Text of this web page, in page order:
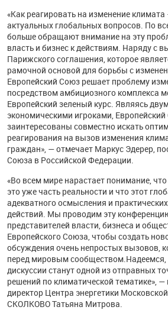
«Как реагировать на изменение
актуальных глобальных вопросов. По
больше обращают внимание на эту
власть и бизнес к действиям. Наряду с
Парижского соглашения, которое
рамочной основой для борьбы с
Европейский Союз решает проблему
посредством амбициозного комплекса
Европейский зеленый курс. Являясь
экономическими игроками,
заинтересованы совместно искать
реагирования на вызов изменения
граждан», — отмечает Маркус Эдерер,
Союза в Российской Федерации.
«Во всем мире нарастает понимание,
это уже часть реальности и что этот
адекватного осмысления и
действий. Мы проводим эту
представителей власти, бизнеса и
Европейского Союза, чтобы создать
обсуждения очень непростых вызовов,
перед мировым сообществом.Надеемся,
дискуссии станут одной из отправных
решений по климатической тематике»,
директор Центра энергетики
СКОЛКОВО Татьяна Митрова.